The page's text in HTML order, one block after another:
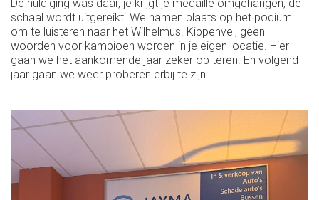
De huldiging was daar, je krijgt je medaille omgehangen, de
schaal wordt uitgereikt. We namen plaats op het podium
om te luisteren naar het Wilhelmus. Kippenvel, geen
woorden voor kampioen worden in je eigen locatie. Hier
gaan we het aankomende jaar zeker op teren. En volgend
jaar gaan we weer proberen erbij te zijn.